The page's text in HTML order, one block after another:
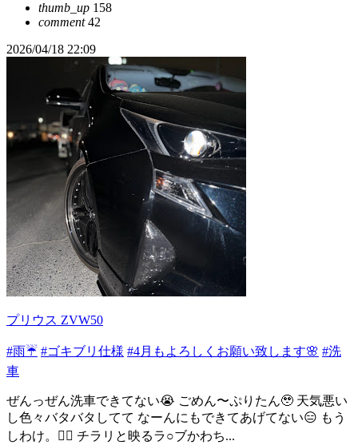
thumb_up 158
comment42
2026/04/18 22:09
プリウス ZVW50
#雨☔ #ゴキブリ仕様 #4月もよろしくお願い致します🌸 #洗
車
ぜんっぜん洗車できてない😭 ごめん〜ぷりたん🥹 天気悪い
し色々バタバタしてて なーんにもできてあげてない😑 もう
しわけ。🙇‍♀️ チラリと映るラ○ブかわち...